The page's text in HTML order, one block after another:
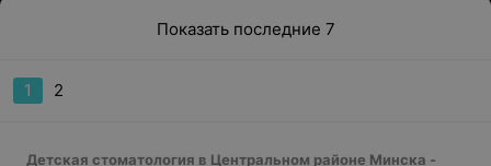
Показать последние 7
1 2
Детская стоматология в Центральном районе Минска -